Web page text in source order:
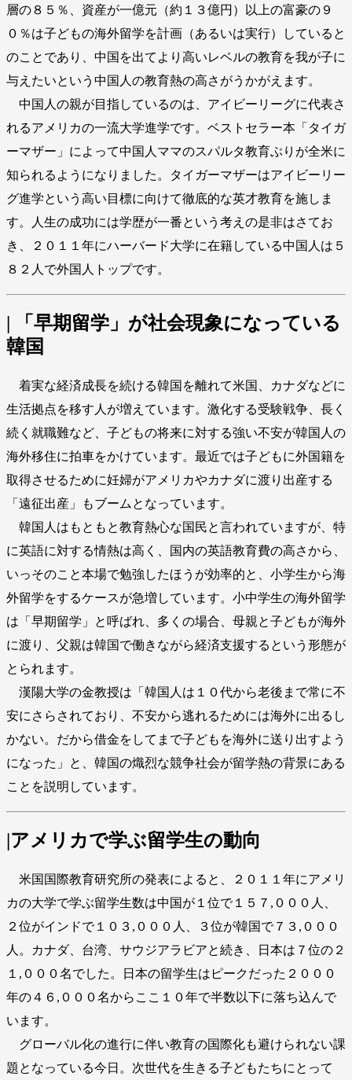
層の８５％、資産が一億元（約１３億円）以上の富豪の９
０％は子どもの海外留学を計画（あるいは実行）していると
のことであり、中国を出てより高いレベルの教育を我が子に
与えたいという中国人の教育熱の高さがうかがえます。
中国人の親が目指しているのは、アイビーリーグに代表さ
れるアメリカの一流大学進学です。ベストセラー本「タイガ
ーマザー」によって中国人ママのスパルタ教育ぶりが全米に
知られるようになりました。タイガーマザーはアイビーリー
グ進学という高い目標に向けて徹底的な英才教育を施しま
す。人生の成功には学歴が一番という考えの是非はさてお
き、２０１１年にハーバード大学に在籍している中国人は５
８２人で外国人トップです。
| 「早期留学」が社会現象になっている
韓国
着実な経済成長を続ける韓国を離れて米国、カナダなどに
生活拠点を移す人が増えています。激化する受験戦争、長く
続く就職難など、子どもの将来に対する強い不安が韓国人の
海外移住に拍車をかけています。最近では子どもに外国籍を
取得させるために妊婦がアメリカやカナダに渡り出産する
「遠征出産」もブームとなっています。
韓国人はもともと教育熱心な国民と言われていますが、特
に英語に対する情熱は高く、国内の英語教育費の高さから、
いっそのこと本場で勉強したほうが効率的と、小学生から海
外留学をするケースが急増しています。小中学生の海外留学
は「早期留学」と呼ばれ、多くの場合、母親と子どもが海外
に渡り、父親は韓国で働きながら経済支援するという形態が
とられます。
漢陽大学の金教授は「韓国人は１０代から老後まで常に不
安にさらされており、不安から逃れるためには海外に出るし
かない。だから借金をしてまで子どもを海外に送り出すよう
になった」と、韓国の熾烈な競争社会が留学熱の背景にある
ことを説明しています。
|アメリカで学ぶ留学生の動向
米国国際教育研究所の発表によると、２０１１年にアメリ
カの大学で学ぶ留学生数は中国が１位で１５７,０００人、
２位がインドで１０３,０００人、３位が韓国で７３,０００
人。カナダ、台湾、サウジアラビアと続き、日本は７位の２
１,０００名でした。日本の留学生はピークだった２０００
年の４６,０００名からここ１０年で半数以下に落ち込んで
います。
グローバル化の進行に伴い教育の国際化も避けられない課
題となっている今日。次世代を生きる子どもたちにとって